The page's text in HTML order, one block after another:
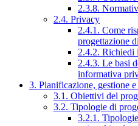
2.3.8.
2.4. Privacy
2.4.1. Come
progettazione
2.4.2. Richiedi
2.4.3. Le basi
informativa
3. Pianificazione, gestione e
3.1. Obiettivi del
3.2. Tipologie di
3.2.1.